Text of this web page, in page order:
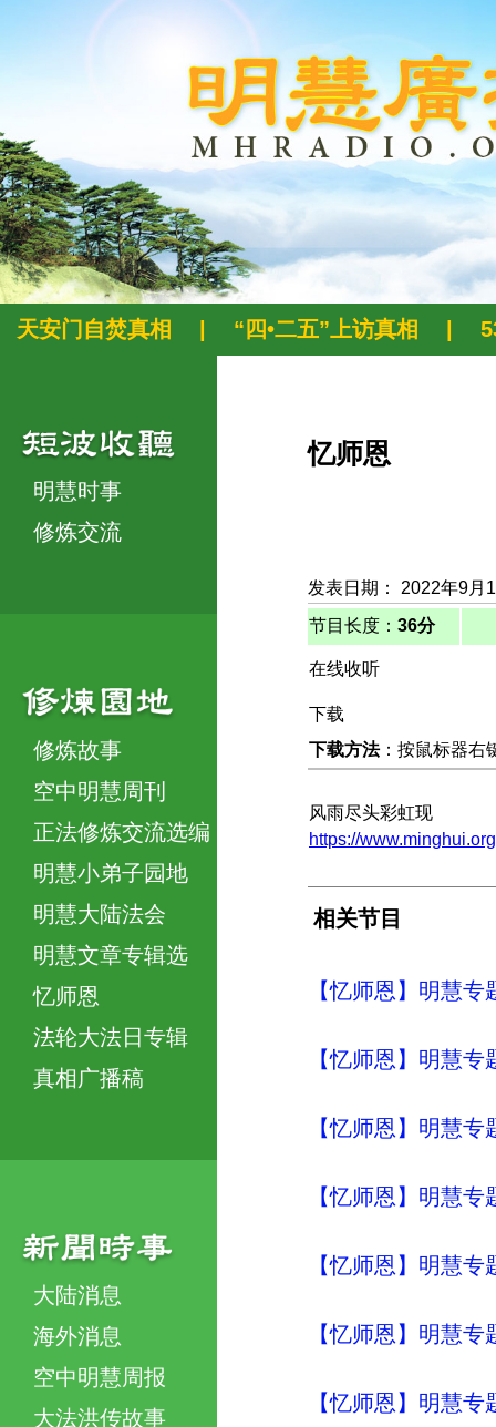
天安门自焚真相 “四•二五”上访真相
明慧时事
修炼交流
修炼故事
空中明慧周刊
正法修炼交流选编
明慧小弟子园地
明慧大陆法会
明慧文章专辑选
忆师恩
法轮大法日专辑
真相广播稿
大陆消息
海外消息
空中明慧周报
大法洪传故事
忆师恩
发表日期： 2022年9月
节目长度： 36分
在线收听
下载
下载方法：按鼠标器右
风雨尽头彩虹现
https://
相关节目
【忆师恩】明慧
【忆师恩】明慧
【忆师恩】明慧
【忆师恩】明慧
【忆师恩】明慧
【忆师恩】明慧
【忆师恩】明慧